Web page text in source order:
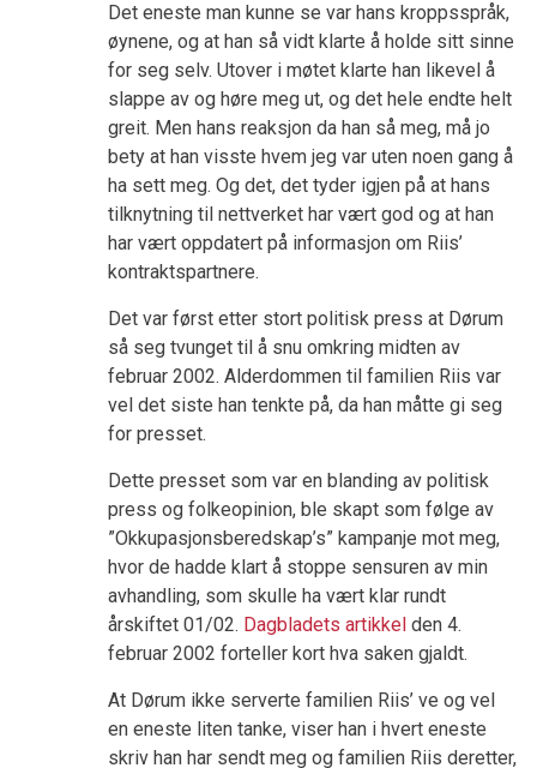
Det eneste man kunne se var hans kroppsspråk,
øynene, og at han så vidt klarte å holde sitt sinne
for seg selv. Utover i møtet klarte han likevel å
slappe av og høre meg ut, og det hele endte helt
greit. Men hans reaksjon da han så meg, må jo
bety at han visste hvem jeg var uten noen gang å
ha sett meg. Og det, det tyder igjen på at hans
tilknytning til nettverket har vært god og at han
har vært oppdatert på informasjon om Riis’
kontraktspartnere.
Det var først etter stort politisk press at Dørum
så seg tvunget til å snu omkring midten av
februar 2002. Alderdommen til familien Riis var
vel det siste han tenkte på, da han måtte gi seg
for presset.
Dette presset som var en blanding av politisk
press og folkeopinion, ble skapt som følge av
”Okkupasjonsberedskap’s” kampanje mot meg,
hvor de hadde klart å stoppe sensuren av min
avhandling, som skulle ha vært klar rundt
årskiftet 01/02. Dagbladets artikkel den 4.
februar 2002 forteller kort hva saken gjaldt.
At Dørum ikke serverte familien Riis’ ve og vel
en eneste liten tanke, viser han i hvert eneste
skriv han har sendt meg og familien Riis deretter,